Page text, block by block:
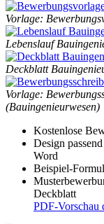
Vorlage:
Lebenslauf
Deckblatt
Vorlage:
(Bauingenieurwesen)
Kostenlose
Design
Word
Beispiel-
Deckblatt
PDF-Vorschau